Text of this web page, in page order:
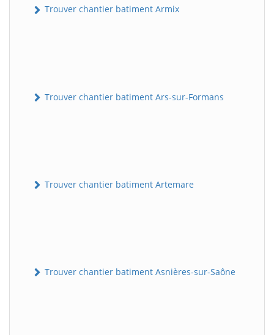
Trouver chantier batiment Armix
Trouver chantier batiment Ars-sur-Formans
Trouver chantier batiment Artemare
Trouver chantier batiment Asnières-sur-Saône